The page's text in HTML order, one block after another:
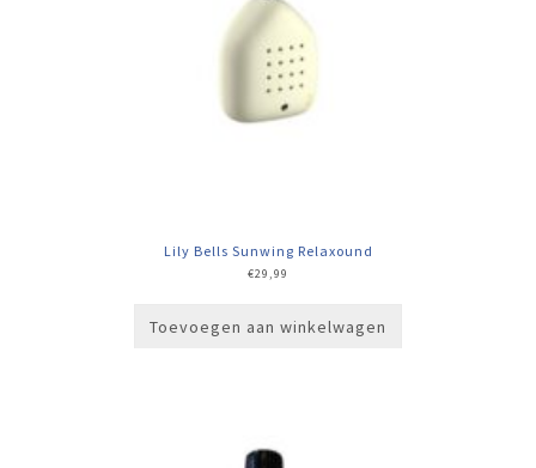
Lily Bells Sunwing Relaxound
€29,99
Toevoegen aan winkelwagen